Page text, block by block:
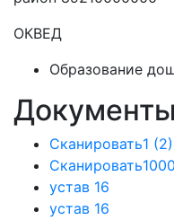
ОКВЕД
Образование
Документы
Сканировать1 (2)
устав 16
устав 16